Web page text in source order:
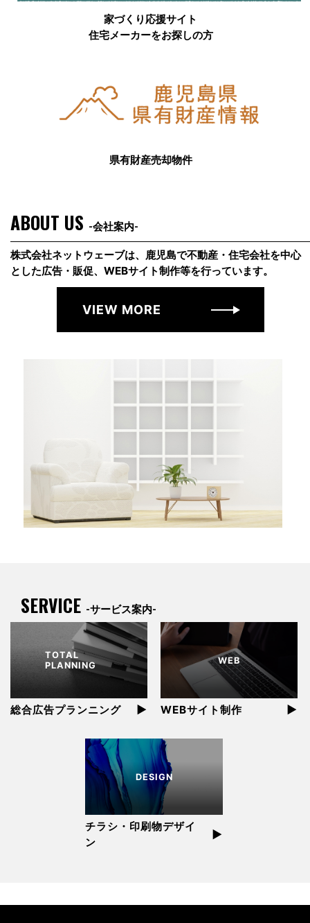
家づくり応援サイト
住宅メーカーをお探しの方
県有財産売却物件
ABOUT US -会社案内-
株式会社ネットウェーブは、鹿児島で不動産・住宅会社を中心
とした広告・販促、WEBサイト制作等を行っています。
VIEW MORE
SERVICE -サービス案内-
TOTAL
PLANNING
総合広告プランニング ▶︎
WEB
WEBサイト制作 ▶︎
DESIGN
チラシ・印刷物デザイ
ン
▶︎